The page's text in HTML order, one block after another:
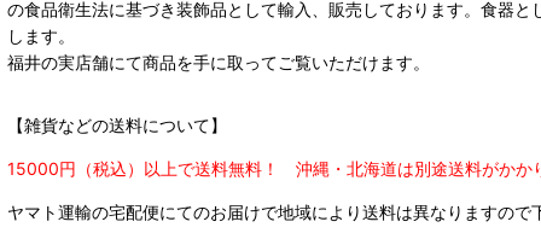
の食品衛生法に基づき装飾品として輸入、販売しております。食器
します。
福井の実店舗にて商品を手に取ってご覧いただけます。
【雑貨などの送料について】
15000円（税込）以上で送料無料！ 沖縄・北海道は別途送料がかか
ヤマト運輸の宅配便にてのお届けで地域により送料は異なりますので